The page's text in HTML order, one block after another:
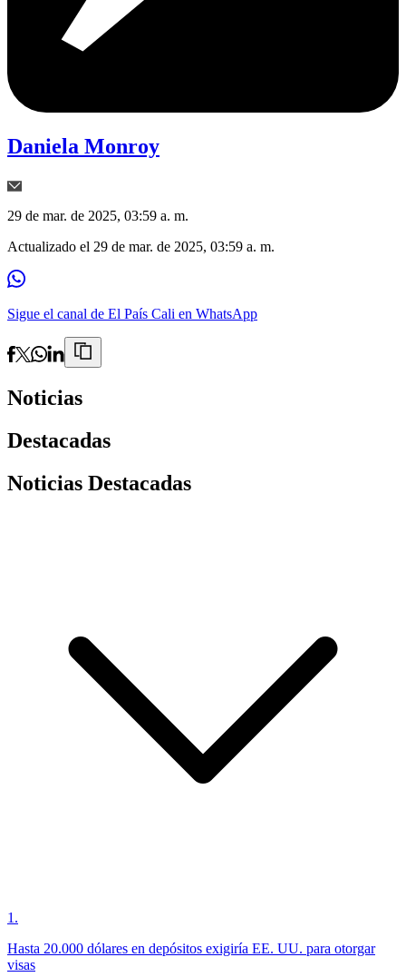
Daniela Monroy
29 de mar. de 2025, 03:59 a. m.
Actualizado el 29 de mar. de 2025, 03:59 a. m.
Sigue el canal de El País Cali en WhatsApp
Noticias
Destacadas
Noticias Destacadas
1 .
Hasta 20.000 dólares en depósitos exigiría EE. UU. para otorgar
visas